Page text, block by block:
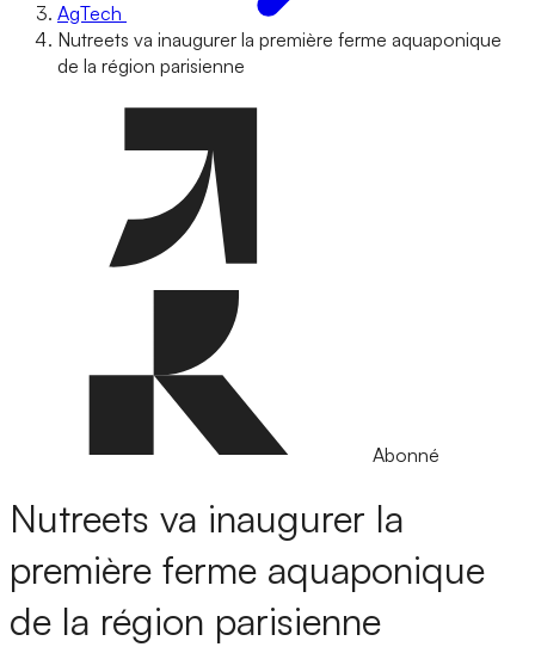
AgTech
Nutreets va inaugurer la première ferme aquaponique
de la région parisienne
Abonné
Nutreets va inaugurer la
première ferme aquaponique
de la région parisienne